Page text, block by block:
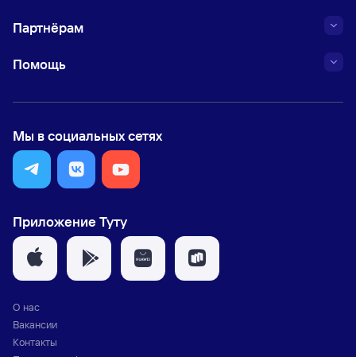
Партнёрам
Помощь
Мы в социальных сетях
Приложение Туту
О нас
Вакансии
Контакты